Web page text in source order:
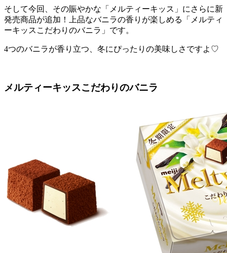
そして今回、その賑やかな「メルティーキッス」にさらに新
発売商品が追加！上品なバニラの香りが楽しめる「メルティ
ーキッスこだわりのバニラ」です。
4つのバニラが香り立つ、冬にぴったりの美味しさですよ♡
メルティーキッスこだわりのバニラ